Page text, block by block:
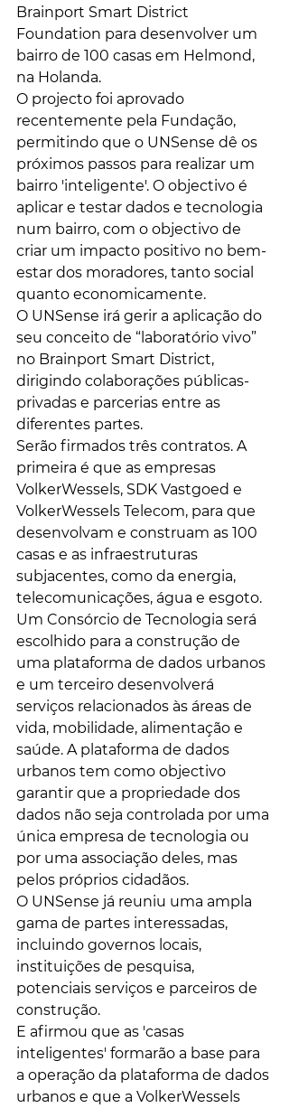
Brainport Smart District
Foundation para desenvolver um
bairro de 100 casas em Helmond,
na Holanda.
O projecto foi aprovado
recentemente pela Fundação,
permitindo que o UNSense dê os
próximos passos para realizar um
bairro 'inteligente'. O objectivo é
aplicar e testar dados e tecnologia
num bairro, com o objectivo de
criar um impacto positivo no bem-
estar dos moradores, tanto social
quanto economicamente.
O UNSense irá gerir a aplicação do
seu conceito de “laboratório vivo”
no Brainport Smart District,
dirigindo colaborações públicas-
privadas e parcerias entre as
diferentes partes.
Serão firmados três contratos. A
primeira é que as empresas
VolkerWessels, SDK Vastgoed e
VolkerWessels Telecom, para que
desenvolvam e construam as 100
casas e as infraestruturas
subjacentes, como da energia,
telecomunicações, água e esgoto.
Um Consórcio de Tecnologia será
escolhido para a construção de
uma plataforma de dados urbanos
e um terceiro desenvolverá
serviços relacionados às áreas de
vida, mobilidade, alimentação e
saúde. A plataforma de dados
urbanos tem como objectivo
garantir que a propriedade dos
dados não seja controlada por uma
única empresa de tecnologia ou
por uma associação deles, mas
pelos próprios cidadãos.
O UNSense já reuniu uma ampla
gama de partes interessadas,
incluindo governos locais,
instituições de pesquisa,
potenciais serviços e parceiros de
construção.
E afirmou que as 'casas
inteligentes' formarão a base para
a operação da plataforma de dados
urbanos e que a VolkerWessels